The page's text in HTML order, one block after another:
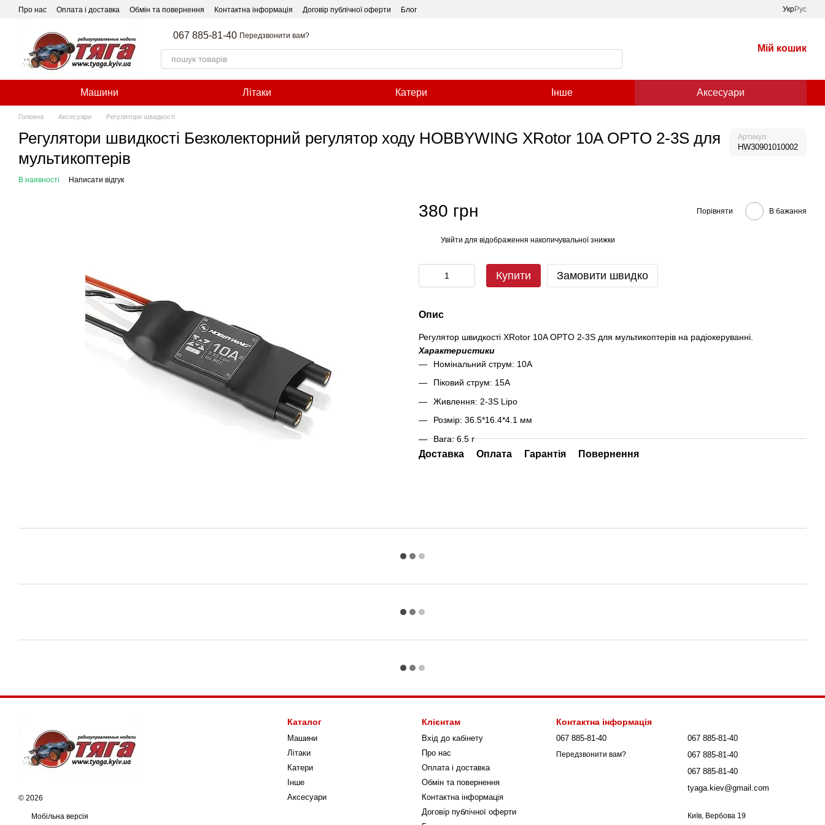
Перейти до основного контенту
Про нас Оплата і доставка Обмін та повернення Контактна інформація Договір публічної оферти Блог УкрРус
067 885-81-40 Передзвонити вам?
Мій кошик
Машини Літаки Катери Інше Аксесуари
Головна Аксесуари Регулятори швидкості
Регулятори швидкості Безколекторний регулятор ходу HOBBYWING XRotor 10A OPTO 2-3S для
мультикоптерів
Артикул
HW30901010002
В наявності Написати відгук
380 грн Порівняти В бажання
Увійти для відображення накопичувальної знижки
Купити Замовити швидко
Опис
Регулятор швидкості XRotor 10A OPTO 2-3S для мультикоптерів на радіокеруванні.
Характеристики
Номінальний струм: 10A
Піковий струм: 15A
Живлення: 2-3S Lipo
Розмір: 36.5*16.4*4.1 мм
Вага: 6.5 г
Доставка Оплата Гарантія Повернення
© 2026
Мобільна версія
Каталог
Машини
Літаки
Катери
Інше
Аксесуари
Клієнтам
Вхід до кабінету
Про нас
Оплата і доставка
Обмін та повернення
Контактна інформація
Договір публічної оферти
Контактна інформація
067 885-81-40
Передзвонити вам?
067 885-81-40
067 885-81-40
067 885-81-40
tyaga.kiev@gmail.com
Київ, Вербова 19